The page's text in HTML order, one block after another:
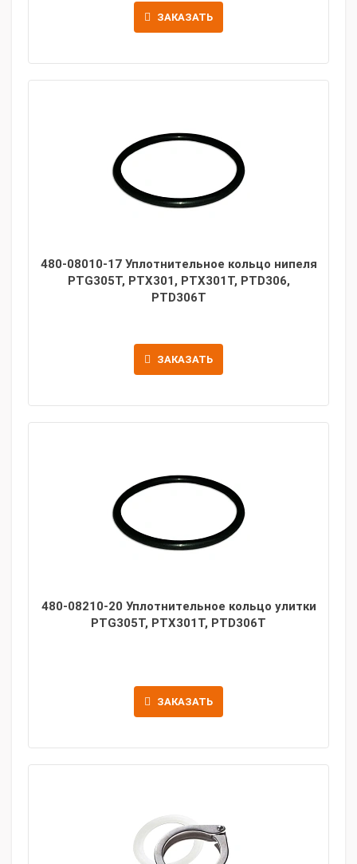
ЗАКАЗАТЬ
480-08010-17 Уплотнительное кольцо нипеля
PTG305T, PTX301, PTX301T, PTD306,
PTD306T
ЗАКАЗАТЬ
480-08210-20 Уплотнительное кольцо улитки
PTG305T, PTX301T, PTD306T
ЗАКАЗАТЬ